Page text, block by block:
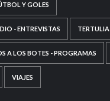
Y GOLES
- ENTREVISTAS TERTULIA
A LOS BOTES - PROGRAMAS
VIAJES